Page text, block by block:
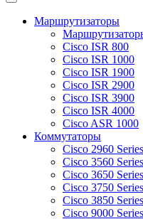
Маршрутизаторы
Cisco ISR 800
Cisco ISR 1000
Cisco ISR 1900
Cisco ISR 2900
Cisco ISR 3900
Cisco ISR 4000
Cisco ASR 1000
Коммутаторы
Cisco 2960 Series
Cisco 3560 Series
Cisco 3650 Series
Cisco 3750 Series
Cisco 3850 Series
Cisco 9000 Series